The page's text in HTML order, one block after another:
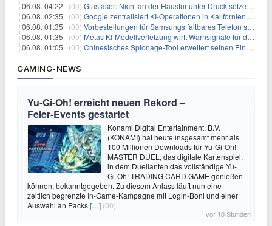
06.08. 04:22 | (00) Glasfaser: Nicht an der Haustür unter Druck setzen lassen
06.08. 02:35 | (00) Google zentralisiert KI-Operationen in Kalifornien, um Rivale Anthropic und OpenAI zu überholen
06.08. 01:35 | (00) Vorbestellungen für Samsungs faltbares Telefon steigen um 30 % in einem wettbewerbsintensiven Markt
06.08. 01:35 | (00) Metas KI-Modellverletzung wirft Warnsignale für die Technologieaufsicht auf
06.08. 01:05 | (00) Chinesisches Spionage-Tool erweitert seinen Einfluss auf 13 Länder und weckt Sicherheitsbedenken
GAMING-NEWS
Yu‑Gi‑Oh! erreicht neuen Rekord –
Feier‑Events gestartet
Konami Digital Entertainment, B.V.
(KONAMI) hat heute insgesamt mehr als
100 Millionen Downloads für Yu-Gi-Oh!
MASTER DUEL, das digitale Kartenspiel,
in dem Duellanten das vollständige Yu-
Gi-Oh! TRADING CARD GAME genießen
können, bekanntgegeben. Zu diesem Anlass läuft nun eine
zeitlich begrenzte In-Game-Kampagne mit Login-Boni und einer
Auswahl an Packs[…] (00)
vor 10 Stunden